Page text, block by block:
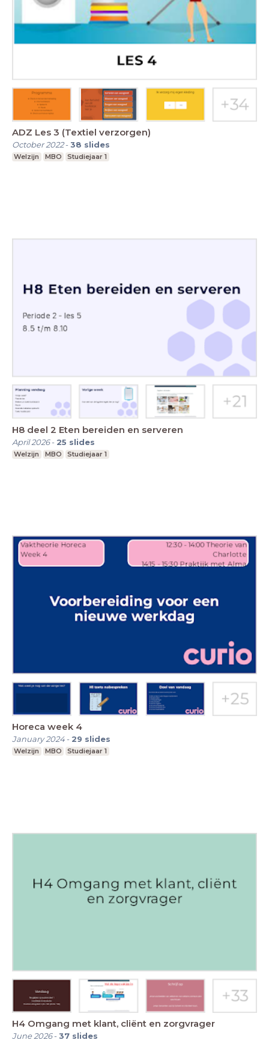
ADZ Les 3 (Textiel verzorgen)
October 2022-38 slides
Welzijn MBO Studiejaar 1
H8 deel 2 Eten bereiden en serveren
April 2026- 25 slides
Welzijn MBO Studiejaar 1
Horeca week 4
January 2024- 29 slides
Welzijn MBO Studiejaar 1
H4 Omgang met klant, cliënt en zorgvrager
June 2026-37 slides